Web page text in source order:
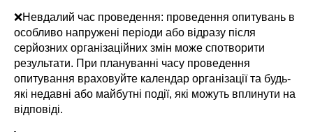
❌Невдалий час проведення: проведення опитувань в
особливо напружені періоди або відразу після
серйозних організаційних змін може спотворити
результати. При плануванні часу проведення
опитування враховуйте календар організації та будь-
які недавні або майбутні події, які можуть вплинути на
відповіді.